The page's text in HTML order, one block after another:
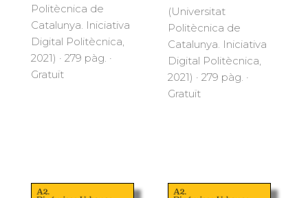
Politècnica de
Catalunya. Iniciativa
Digital Politècnica,
2021) · 279 pàg. ·
Gratuït
(Universitat
Politècnica de
Catalunya. Iniciativa
Digital Politècnica,
2021) · 279 pàg. ·
Gratuït